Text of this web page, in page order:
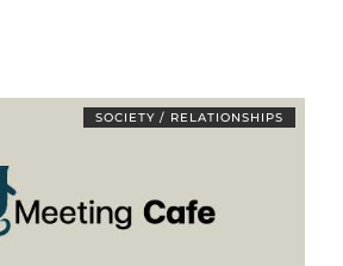
SOCIETY / RELATIONSHIPS